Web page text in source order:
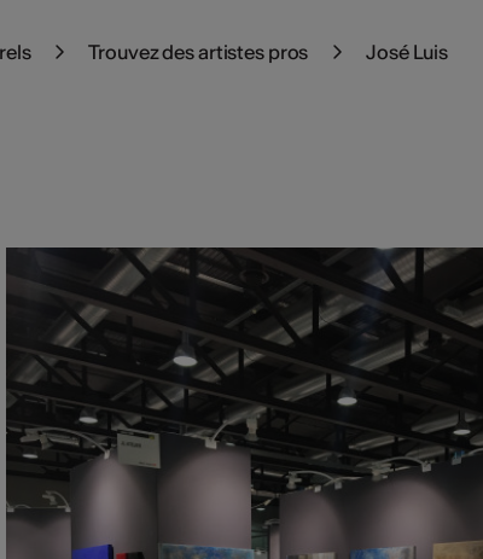
Trouvez des artistes pros José Luis